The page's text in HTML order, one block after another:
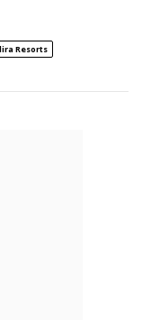
Resorts